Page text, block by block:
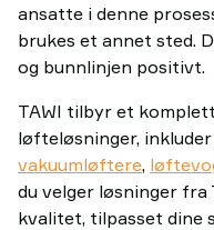
ansatte i denne
brukes et annet sted.
og bunnlinjen positivt.
TAWI tilbyr et
løfteløsninger, inkluder
vakuumløftere,
du velger løsninger fra
kvalitet, tilpasset dine